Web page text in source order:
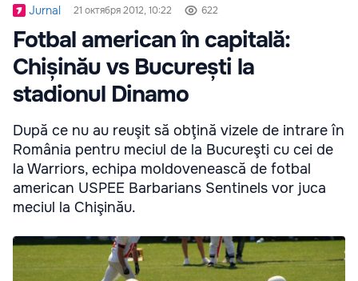
Jurnal 21 октября 2012, 10:22 622
Fotbal american în capitală:
Chișinău vs București la
stadionul Dinamo
După ce nu au reuşit să obţină vizele de intrare în
România pentru meciul de la Bucureşti cu cei de
la Warriors, echipa moldovenească de fotbal
american USPEE Barbarians Sentinels vor juca
meciul la Chişinău.